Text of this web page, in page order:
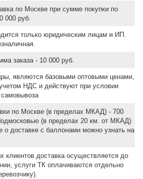
по Москве при сумме покупки по
000 руб.
только юридическим лицам и ИП.
заказа - 10 000 руб.
являются базовыми оптовыми ценами,
НДС и действуют при условии
по Москве (в пределах МКАД) - 700
(в пределах 20 км. от МКАД)
о доставке с баллонами можно узнать на
клиентов доставка осуществляется до
услуги ТК оплачиваются отдельно